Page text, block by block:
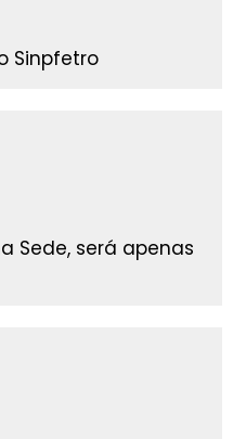
Sinpfetro
Sede, será apenas